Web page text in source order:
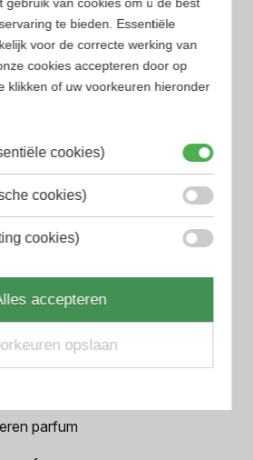
parfum
te bieden. Essentiële
voor de correcte werking van
cookies accepteren door op
klikken of uw voorkeuren hieronder
cookies)
cookies)
cookies)
accepteren
opslaan